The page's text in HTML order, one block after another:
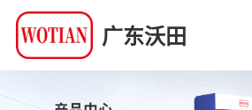
广东沃田